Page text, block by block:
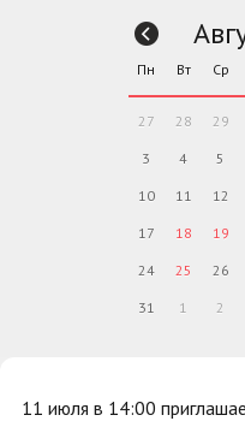
11 июля в 14:00
Пн Вт Ср
27 28 29
3 4 5
10 11 12
17 18 19
24 25 26
31 1 2